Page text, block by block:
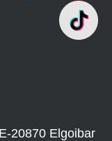
20870 Elgoibar